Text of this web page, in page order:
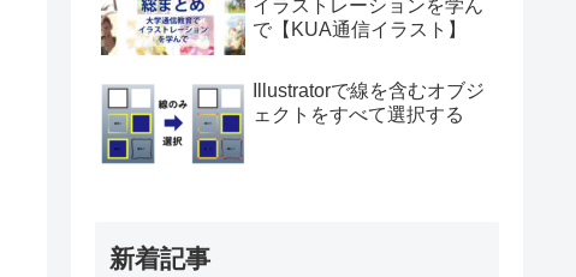
イラストレーションを学ん
で【KUA通信イラスト】
Illustratorで線を含むオブジ
ェクトをすべて選択する
新着記事